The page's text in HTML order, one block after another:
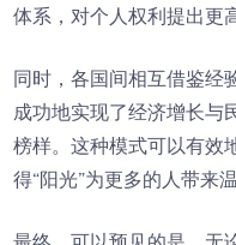
体系，对个人权利提出更
同时，各国间相互借鉴经
成功地实现了经济增长与
榜样。这种模式可以有效
得“阳光”为更多的人带来